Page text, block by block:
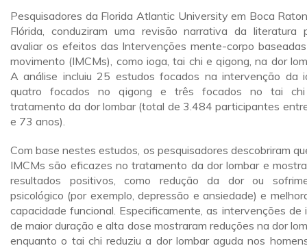
Pesquisadores da Florida Atlantic University em Boca
Flórida, conduziram uma revisão narrativa da literatura
avaliar os efeitos das Intervenções mente-corpo
movimento (IMCMs), como ioga, tai chi e qigong, na dor
A análise incluiu 25 estudos focados na intervenção da
quatro focados no qigong e três focados no tai
tratamento da dor lombar (total de 3.484 participantes
e 73 anos).
Com base nestes estudos, os pesquisadores descobriram
IMCMs são eficazes no tratamento da dor lombar e
resultados positivos, como redução da dor ou
psicológico (por exemplo, depressão e ansiedade) e
capacidade funcional. Especificamente, as intervenções de
de maior duração e alta dose mostraram reduções na dor
enquanto o tai chi reduziu a dor lombar aguda nos